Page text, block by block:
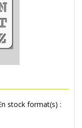
stock format(s) :